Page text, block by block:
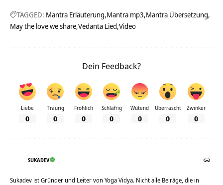
TAGGED: Mantra Erläuterung Mantra mp3 Mantra Übersetzung
May the love we share Vedanta Lied Video
Dein Feedback?
Liebe
0
Traurig
0
Fröhlich
0
Schläfrig
0
Wütend
0
Überrascht
0
Zwinker
0
SUKADEV
Sukadev ist Gründer und Leiter von Yoga Vidya. Nicht alle Beiräge, die in